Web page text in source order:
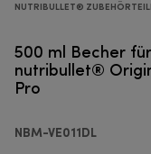
NUTRIBULLET®
500 ml Becher
nutribullet®
Pro
NBM-VE011DL